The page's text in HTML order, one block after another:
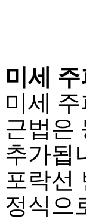
미세
미세
근법은
추가됩
포락선
정식으